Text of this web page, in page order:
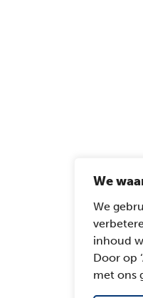
We
We
inhoud
Door op
met ons